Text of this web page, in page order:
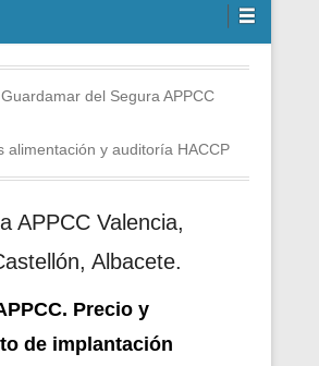
Guardamar del Segura APPCC
alimentación y auditoría HACCP
APPCC Valencia,
Albacete.
Precio y
de implantación